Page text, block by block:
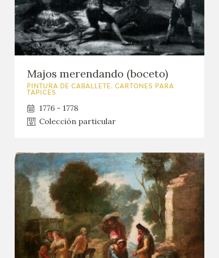
Majos merendando (boceto)
PINTURA DE CABALLETE. CARTONES PARA
TAPICES
1776 - 1778
Colección particular